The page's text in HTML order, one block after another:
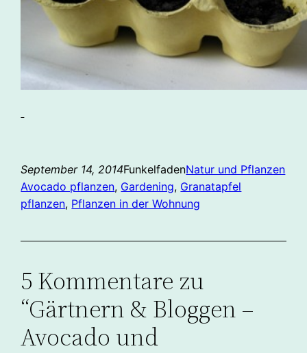
September 14, 2014FunkelfadenNatur und Pflanzen
Avocado pflanzen, Gardening, Granatapfel
pflanzen, Pflanzen in der Wohnung
5 Kommentare zu
“Gärtnern & Bloggen –
Avocado und